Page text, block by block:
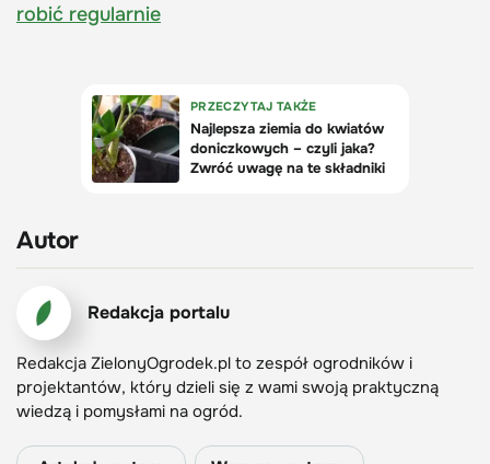
robić regularnie
Autor
Redakcja portalu
Redakcja ZielonyOgrodek.pl to zespół ogrodników i
projektantów, który dzieli się z wami swoją praktyczną
wiedzą i pomysłami na ogród.